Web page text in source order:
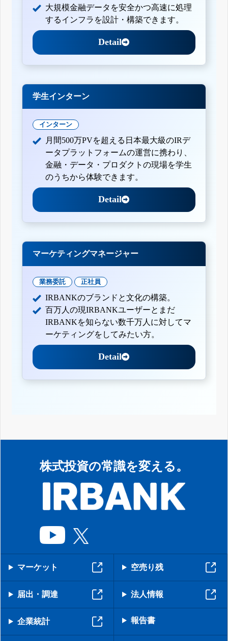
大規模金融データを安全かつ高速に処理
するインフラを設計・構築できます。
Detail
学生インターン
インターン
月間500万PVを超える日本最大級のIRデ
ータプラットフォームの運営に携わり、
金融・データ・プロダクトの現場を学生
のうちから体験できます。
Detail
マーケティングマネージャー
業務委託 正社員
IRBANKのブランドと文化の構築。
百万人の現IRBANKユーザーとまだ
IRBANKを知らない数千万人に対してマ
ーケティングをしてみたい方。
Detail
株式投資の常識を変える。
マーケット 空売り残
届出・調達 法人情報
企業統計 報告書